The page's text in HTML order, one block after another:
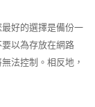
好的選擇是備份一
以為存放在網路
法控制。相反地，